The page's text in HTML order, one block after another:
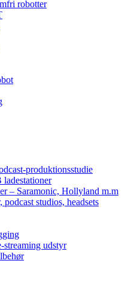
robotter
produktionsstudie
– Saramonic, Hollyland m.m
studios, headsets
streaming udstyr